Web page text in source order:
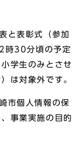
と表彰式（参加
時30分頃の予定
学生のみとさせ
は対象外です。
市個人情報の保
事業実施の目的